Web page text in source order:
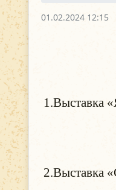
01.02.2024 12:15
1.Выставка